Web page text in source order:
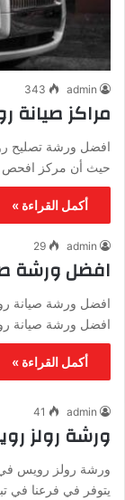
admin
343
مراكز صيانة
افضل ورشة تصليح
حيث أن مركز افحص
أكمل القراءة »
admin
29
افضل ورشة
افضل ورشة صيانة
افضل ورشة صيانة
أكمل القراءة »
admin
41
ورشة رولز
ورشة رولز رويس
يتوفر في فرعنا في